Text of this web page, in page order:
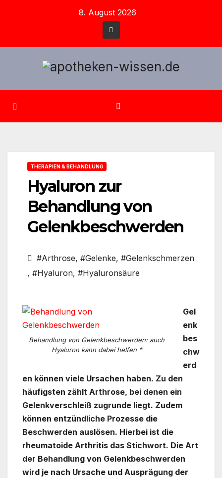
8. August 2026
THERAPIEN & BEHANDLUNG
Hyaluron zur
Behandlung von
Gelenkbeschwerden
#Arthrose, #Gelenke, #Gelenkschmerzen
, #Hyaluron, #Hyaluronsäure
Behandlung von Gelenkbeschwerden: auch
Hyaluron kann dabei helfen *
Gel
enk
bes
chw
erd
en können viele Ursachen haben. Zu den
häufigsten zählt Arthrose, bei denen ein
Gelenkverschleiß zugrunde liegt. Zudem
können entzündliche Prozesse die
Beschwerden auslösen. Hierbei ist die
rheumatoide Arthritis das Stichwort. Die Art
der Behandlung von Gelenkbeschwerden
wird je nach Ursache und Ausprägung der